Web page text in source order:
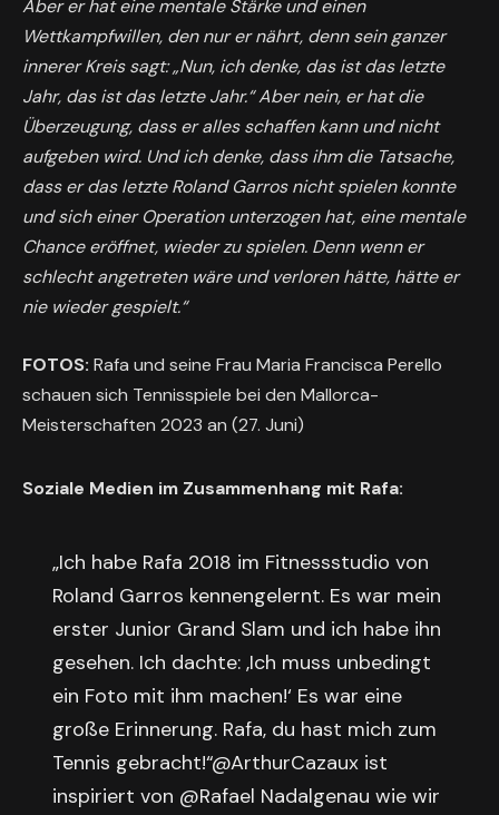
Aber er hat eine mentale Stärke und einen
Wettkampfwillen, den nur er nährt, denn sein ganzer
innerer Kreis sagt: „Nun, ich denke, das ist das letzte
Jahr, das ist das letzte Jahr.“ Aber nein, er hat die
Überzeugung, dass er alles schaffen kann und nicht
aufgeben wird. Und ich denke, dass ihm die Tatsache,
dass er das letzte Roland Garros nicht spielen konnte
und sich einer Operation unterzogen hat, eine mentale
Chance eröffnet, wieder zu spielen. Denn wenn er
schlecht angetreten wäre und verloren hätte, hätte er
nie wieder gespielt.“
FOTOS: Rafa und seine Frau Maria Francisca Perello
schauen sich Tennisspiele bei den Mallorca-
Meisterschaften 2023 an (27. Juni)
Soziale Medien im Zusammenhang mit Rafa:
„Ich habe Rafa 2018 im Fitnessstudio von
Roland Garros kennengelernt. Es war mein
erster Junior Grand Slam und ich habe ihn
gesehen. Ich dachte: ‚Ich muss unbedingt
ein Foto mit ihm machen!‘ Es war eine
große Erinnerung. Rafa, du hast mich zum
Tennis gebracht!“@ArthurCazaux ist
inspiriert von @Rafael Nadalgenau wie wir